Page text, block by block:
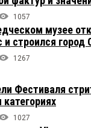
1057
музее
и строился город
1267
Фестиваля
1027